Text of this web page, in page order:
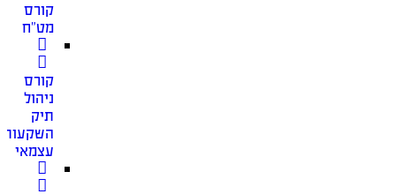
קורס
מט”ח
קורס
ניהול
תיק
השקעות
עצמאי